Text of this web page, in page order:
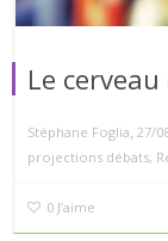
Le
Stéphane Foglia, 27/
projections débats,
0 J’aime